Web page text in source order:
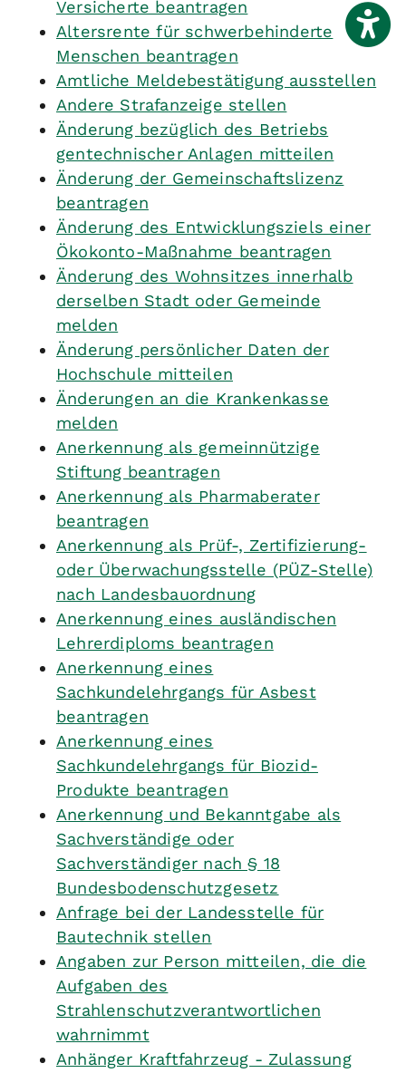
Versicherte beantragen
Altersrente für schwerbehinderte
Menschen beantragen
Amtliche Meldebestätigung ausstellen
Andere Strafanzeige stellen
Änderung bezüglich des Betriebs
gentechnischer Anlagen mitteilen
Änderung der Gemeinschaftslizenz
beantragen
Änderung des Entwicklungsziels einer
Ökokonto-Maßnahme beantragen
Änderung des Wohnsitzes innerhalb
derselben Stadt oder Gemeinde
melden
Änderung persönlicher Daten der
Hochschule mitteilen
Änderungen an die Krankenkasse
melden
Anerkennung als gemeinnützige
Stiftung beantragen
Anerkennung als Pharmaberater
beantragen
Anerkennung als Prüf-, Zertifizierung-
oder Überwachungsstelle (PÜZ-Stelle)
nach Landesbauordnung
Anerkennung eines ausländischen
Lehrerdiploms beantragen
Anerkennung eines
Sachkundelehrgangs für Asbest
beantragen
Anerkennung eines
Sachkundelehrgangs für Biozid-
Produkte beantragen
Anerkennung und Bekanntgabe als
Sachverständige oder
Sachverständiger nach § 18
Bundesbodenschutzgesetz
Anfrage bei der Landesstelle für
Bautechnik stellen
Angaben zur Person mitteilen, die die
Aufgaben des
Strahlenschutzverantwortlichen
wahrnimmt
Anhänger Kraftfahrzeug - Zulassung